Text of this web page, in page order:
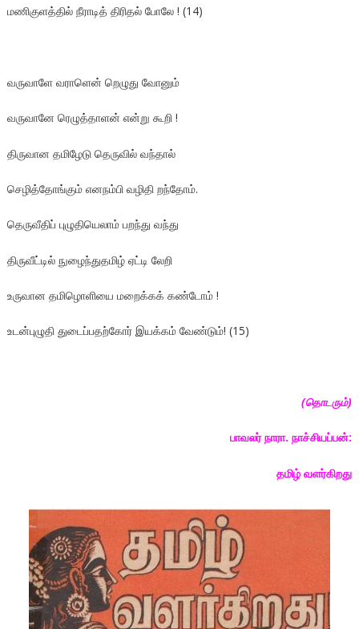
மணிகுளத்தில் நீராடித் திரிதல் போலே ! (14)
வருவாளே வராளென் றெழுது வோனும்
வருவானே ரெழுத்தாளன் என்று கூறி !
திருவான தமிழேடு தெருவில் வந்தால்
செழித்தோங்கும் எனநம்பி வழிதி றந்தோம்.
தெருவீதிப் புழுதியெலாம் பறந்து வந்து
திருவீட்டில் நுழைந்துதமிழ் ஏட்டி லேறி
உருவான தமிழொளியை மறைக்கக் கண்டோம் !
உடன்புழுதி துடைப்பதற்கோர் இயக்கம் வேண்டும்! (15)
(தொடரும்)
பாவலர் நாரா. நாச்சியப்பன்:
தமிழ் வளர்கிறது